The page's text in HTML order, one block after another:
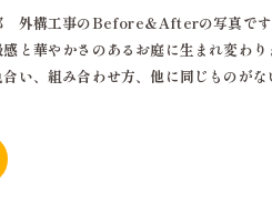
外構工事のBefore＆Afterの写真で
と華やかさのあるお庭に生まれ変わ
い、組み合わせ方、他に同じものが